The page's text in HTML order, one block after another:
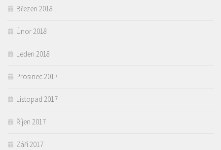
Březen 2018
Únor 2018
Leden 2018
Prosinec 2017
Listopad 2017
Říjen 2017
Září 2017